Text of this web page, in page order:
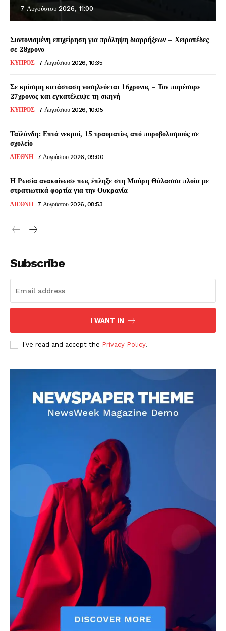
7 Αυγούστου 2026, 11:00
Συντονισμένη επιχείρηση για πρόληψη διαρρήξεων – Χειροπέδες
σε 28χρονο
ΚΥΠΡΟΣ 7 Αυγούστου 2026, 10:35
Σε κρίσιμη κατάσταση νοσηλεύεται 16χρονος – Τον παρέσυρε
27χρονος και εγκατέλειψε τη σκηνή
ΚΥΠΡΟΣ 7 Αυγούστου 2026, 10:05
Ταϊλάνδη: Επτά νεκροί, 15 τραυματίες από πυροβολισμούς σε
σχολείο
ΔΙΕΘΝΗ 7 Αυγούστου 2026, 09:00
Η Ρωσία ανακοίνωσε πως έπληξε στη Μαύρη Θάλασσα πλοία με
στρατιωτικά φορτία για την Ουκρανία
ΔΙΕΘΝΗ 7 Αυγούστου 2026, 08:53
Subscribe
I WANT IN
I've read and accept the Privacy Policy.